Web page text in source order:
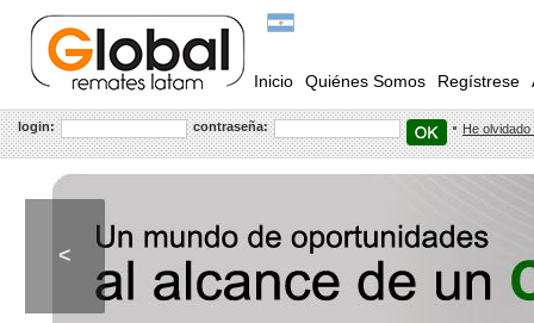
Inicio Quiénes Somos Regístrese
login: contraseña: He
<